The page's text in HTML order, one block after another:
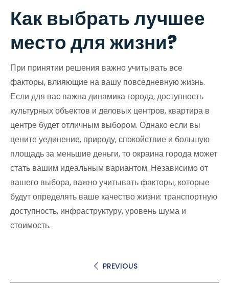
Как выбрать лучшее
место для жизни?
При принятии решения важно учитывать все
факторы, влияющие на вашу повседневную жизнь.
Если для вас важна динамика города, доступность
культурных объектов и деловых центров, квартира в
центре будет отличным выбором. Однако если вы
цените уединение, природу, спокойствие и большую
площадь за меньшие деньги, то окраина города может
стать вашим идеальным вариантом. Независимо от
вашего выбора, важно учитывать факторы, которые
будут определять ваше качество жизни: транспортную
доступность, инфраструктуру, уровень шума и
стоимость.
PREVIOUS